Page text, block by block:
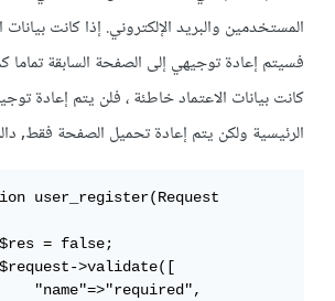
المستخدمين والبريد الإلكتروني. إذا كانت
فسيتم إعادة توجيهي إلى الصفحة السابقة تماما
كانت بيانات الاعتماد خاطئة ، فلن يتم إعادة
الرئيسية ولكن يتم إعادة تحميل الصفحة فقط,
user_register(Request